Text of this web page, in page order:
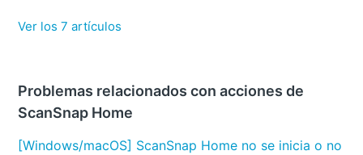
Ver los 7 artículos
Problemas relacionados con acciones de
ScanSnap Home
[Windows/macOS] ScanSnap Home no se inicia o no